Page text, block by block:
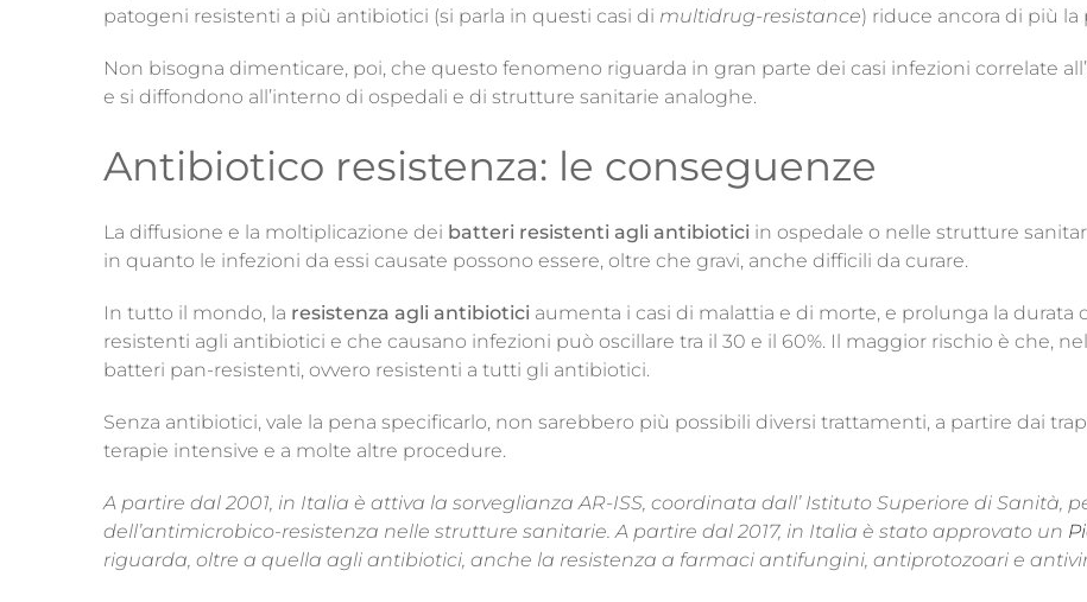
patogeni resistenti a più antibiotici (si parla in questi casi di multidrug-resistance) riduce ancora di più
Non bisogna dimenticare, poi, che questo fenomeno riguarda in gran parte dei casi infezioni correlate
e si diffondono all’interno di ospedali e di strutture sanitarie analoghe.
Antibiotico resistenza: le conseguenze
La diffusione e la moltiplicazione dei batteri resistenti agli antibiotici in ospedale o nelle strutture
in quanto le infezioni da essi causate possono essere, oltre che gravi, anche difficili da curare.
In tutto il mondo, la resistenza agli antibiotici aumenta i casi di malattia e di morte, e prolunga la durata
resistenti agli antibiotici e che causano infezioni può oscillare tra il 30 e il 60%. Il maggior rischio è che,
batteri pan-resistenti, ovvero resistenti a tutti gli antibiotici.
Senza antibiotici, vale la pena specificarlo, non sarebbero più possibili diversi trattamenti, a partire dai
terapie intensive e a molte altre procedure.
A partire dal 2001, in Italia è attiva la sorveglianza AR-ISS, coordinata dall’ Istituto Superiore di Sanità,
dell’antimicrobico-resistenza nelle strutture sanitarie. A partire dal 2017, in Italia è stato approvato un
riguarda, oltre a quella agli antibiotici, anche la resistenza a farmaci antifungini, antiprotozoari e